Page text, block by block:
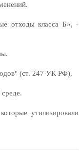
отходы класса Б», -
(ст. 247 УК РФ).
утилизировали